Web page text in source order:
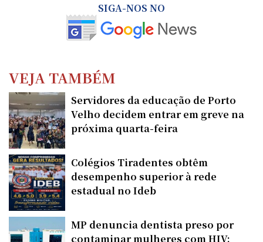
SIGA-NOS NO
VEJA TAMBÉM
Servidores da educação de Porto
Velho decidem entrar em greve na
próxima quarta-feira
Colégios Tiradentes obtêm
desempenho superior à rede
estadual no Ideb
MP denuncia dentista preso por
contaminar mulheres com HIV;